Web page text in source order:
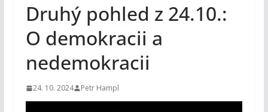
Druhý pohled z 24.10.:
O demokracii a
nedemokracii
24. 10. 2024 Petr Hampl